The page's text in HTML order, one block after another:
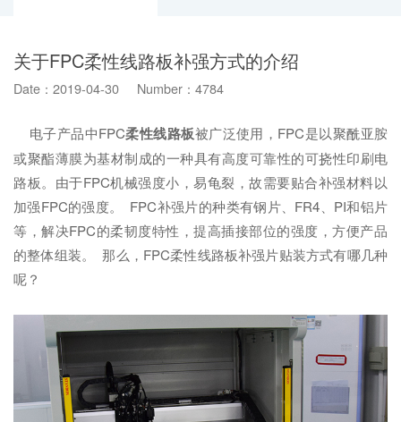
关于FPC柔性线路板补强方式的介绍
Date：2019-04-30 Number：4784
电子产品中FPC柔性线路板被广泛使用，FPC是以聚酰亚胺
或聚酯薄膜为基材制成的一种具有高度可靠性的可挠性印刷电
路板。由于FPC机械强度小，易龟裂，故需要贴合补强材料以
加强FPC的强度。 FPC补强片的种类有钢片、FR4、PI和铝片
等，解决FPC的柔韧度特性，提高插接部位的强度，方便产品
的整体组装。 那么，FPC柔性线路板补强片贴装方式有哪几种
呢？